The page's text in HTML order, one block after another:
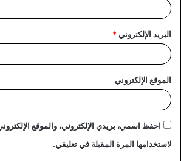
البريد الإلكتروني*
الموقع الإلكتروني
احفظ اسمي، بريدي الإلكتروني، والموقع
لاستخدامها المرة المقبلة في تعليقي.